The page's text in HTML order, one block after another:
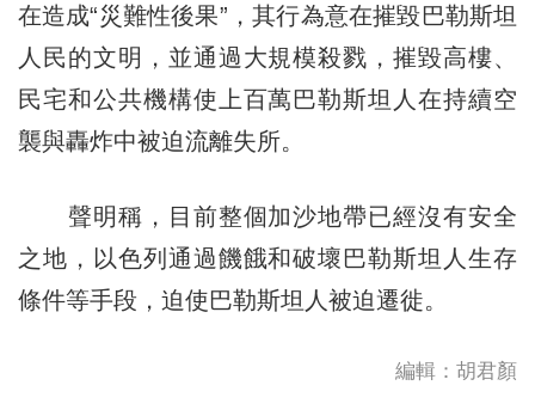
在造成“災難性後果”，其行為意在摧毀巴勒斯坦
人民的文明，並通過大規模殺戮，摧毀高樓、
民宅和公共機構使上百萬巴勒斯坦人在持續空
襲與轟炸中被迫流離失所。
聲明稱，目前整個加沙地帶已經沒有安全
之地，以色列通過饑餓和破壞巴勒斯坦人生存
條件等手段，迫使巴勒斯坦人被迫遷徙。
編輯：胡君顏